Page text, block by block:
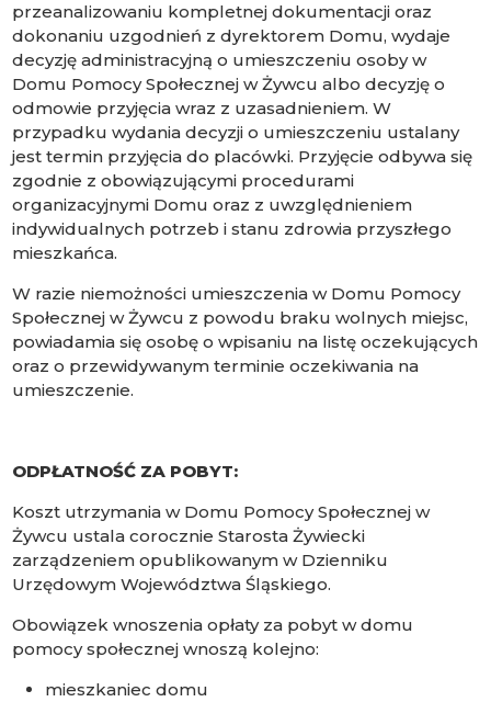
przeanalizowaniu kompletnej dokumentacji oraz
dokonaniu uzgodnień z dyrektorem Domu, wydaje
decyzję administracyjną o umieszczeniu osoby w
Domu Pomocy Społecznej w Żywcu albo decyzję o
odmowie przyjęcia wraz z uzasadnieniem. W
przypadku wydania decyzji o umieszczeniu ustalany
jest termin przyjęcia do placówki. Przyjęcie odbywa się
zgodnie z obowiązującymi procedurami
organizacyjnymi Domu oraz z uwzględnieniem
indywidualnych potrzeb i stanu zdrowia przyszłego
mieszkańca.
W razie niemożności umieszczenia w Domu Pomocy
Społecznej w Żywcu z powodu braku wolnych miejsc,
powiadamia się osobę o wpisaniu na listę oczekujących
oraz o przewidywanym terminie oczekiwania na
umieszczenie.
ODPŁATNOŚĆ ZA POBYT:
Koszt utrzymania w Domu Pomocy Społecznej w
Żywcu ustala corocznie Starosta Żywiecki
zarządzeniem opublikowanym w Dzienniku
Urzędowym Województwa Śląskiego.
Obowiązek wnoszenia opłaty za pobyt w domu
pomocy społecznej wnoszą kolejno:
mieszkaniec domu